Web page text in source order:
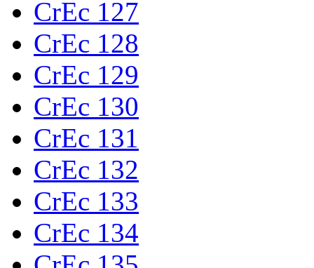
CrEc 127
CrEc 128
CrEc 129
CrEc 130
CrEc 131
CrEc 132
CrEc 133
CrEc 134